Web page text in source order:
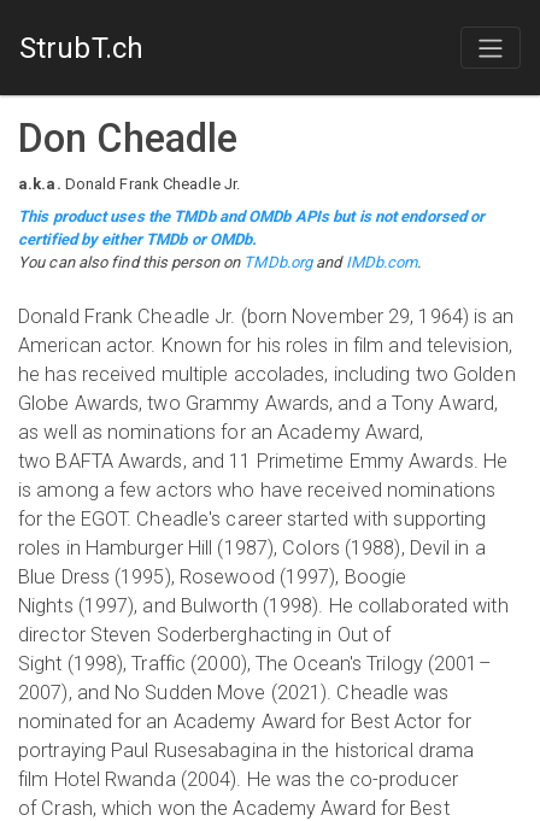
StrubT.ch
Don Cheadle
a.k.a. Donald Frank Cheadle Jr.
This product uses the TMDb and OMDb APIs but is not endorsed or
certified by either TMDb or OMDb.
You can also find this person on TMDb.organd IMDb.com.
Donald Frank Cheadle Jr. (born November 29, 1964) is an
American actor. Known for his roles in film and television,
he has received multiple accolades, including two Golden
Globe Awards, two Grammy Awards, and a Tony Award,
as well as nominations for an Academy Award,
two BAFTA Awards, and 11 Primetime Emmy Awards. He
is among a few actors who have received nominations
for the EGOT. Cheadle's career started with supporting
roles in Hamburger Hill (1987), Colors (1988), Devil in a
Blue Dress (1995), Rosewood (1997), Boogie
Nights (1997), and Bulworth (1998). He collaborated with
director Steven Soderberghacting in Out of
Sight (1998), Traffic (2000), The Ocean's Trilogy (2001–
2007), and No Sudden Move (2021). Cheadle was
nominated for an Academy Award for Best Actor for
portraying Paul Rusesabagina in the historical drama
film Hotel Rwanda (2004). He was the co-producer
of Crash, which won the Academy Award for Best